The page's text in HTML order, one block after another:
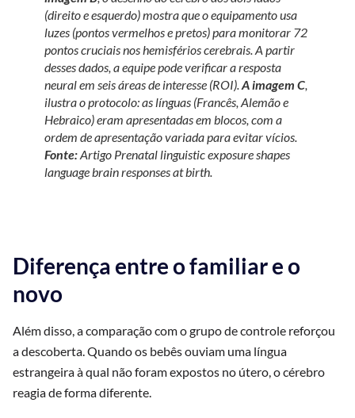
(direito e esquerdo) mostra que o equipamento usa
luzes (pontos vermelhos e pretos) para monitorar 72
pontos cruciais nos hemisférios cerebrais. A partir
desses dados, a equipe pode verificar a resposta
neural em seis áreas de interesse (ROI). A imagem C
ilustra o protocolo: as línguas (Francês, Alemão e
Hebraico) eram apresentadas em blocos, com a
ordem de apresentação variada para evitar vícios.
Fonte:Artigo Prenatal linguistic exposure shapes
language brain responses at birth
Diferença entre o familiar e o
novo
Além disso, a comparação com o grupo de controle reforçou
a descoberta. Quando os bebês ouviam uma língua
estrangeira à qual não foram expostos no útero, o cérebro
reagia de forma diferente.